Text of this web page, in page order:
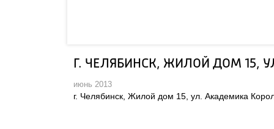
Г. ЧЕЛЯБИНСК, ЖИЛОЙ ДОМ 15,
июнь 2013
г. Челябинск, Жилой дом 15, ул. Академика